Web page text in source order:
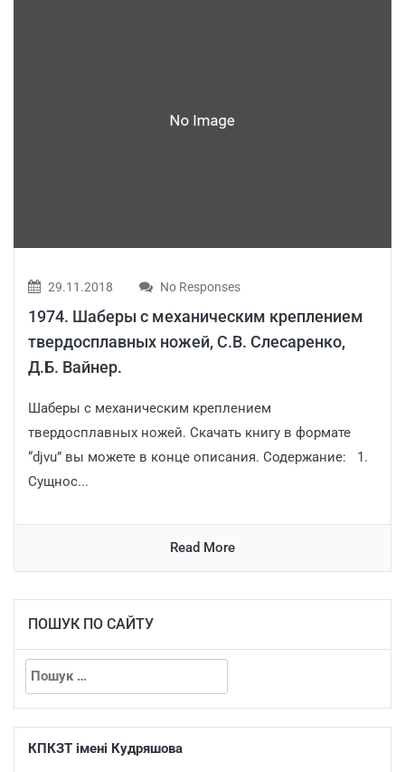
29.11.2018 No Responses
1974. Шаберы с механическим креплением
твердосплавных ножей, С.В. Слесаренко,
Д.Б. Вайнер.
Шаберы с механическим креплением
твердосплавных ножей. Скачать книгу в формате
“djvu” вы можете в конце описания. Содержание: 1.
Сущнос...
Read More
ПОШУК ПО САЙТУ
КПКЗТ імені Кудряшова